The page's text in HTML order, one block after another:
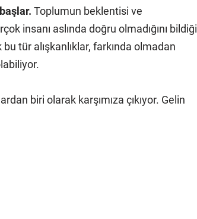
Toplumun beklentisi ve
insanı aslında doğru olmadığını bildiği
tür alışkanlıklar, farkında olmadan
biri olarak karşımıza çıkıyor. Gelin